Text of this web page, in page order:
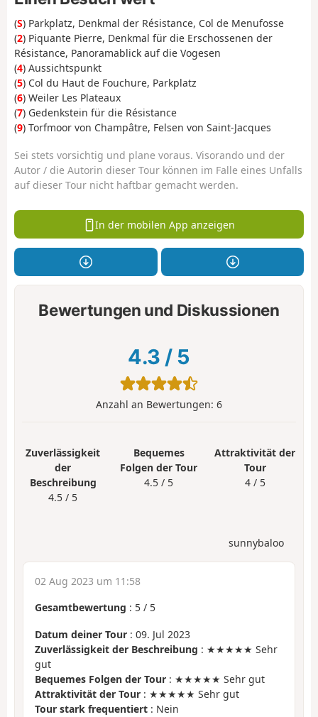
(S) Parkplatz, Denkmal der Résistance, Col de Menufosse
(2) Piquante Pierre, Denkmal für die Erschossenen der
Résistance, Panoramablick auf die Vogesen
(4) Aussichtspunkt
(5) Col du Haut de Fouchure, Parkplatz
(6) Weiler Les Plateaux
(7) Gedenkstein für die Résistance
(9) Torfmoor von Champâtre, Felsen von Saint-Jacques
Sei stets vorsichtig und plane voraus. Visorando und der
Autor / die Autorin dieser Tour können im Falle eines Unfalls
auf dieser Tour nicht haftbar gemacht werden.
In der mobilen App anzeigen
Bewertungen und Diskussionen
4.3 / 5
Anzahl an Bewertungen: 6
Zuverlässigkeit
der
Beschreibung
4.5 / 5
Bequemes
Folgen der Tour
4.5 / 5
Attraktivität der
Tour
4 / 5
sunnybaloo
02 Aug 2023 um 11:58
Gesamtbewertung : 5 / 5
Datum deiner Tour : 09. Jul 2023
Zuverlässigkeit der Beschreibung : ★★★★★ Sehr
gut
Bequemes Folgen der Tour : ★★★★★ Sehr gut
Attraktivität der Tour : ★★★★★ Sehr gut
Tour stark frequentiert : Nein